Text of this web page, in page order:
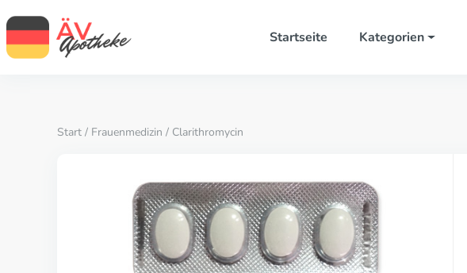
Startseite Kategorien
Start / Frauenmedizin / Clarithromycin